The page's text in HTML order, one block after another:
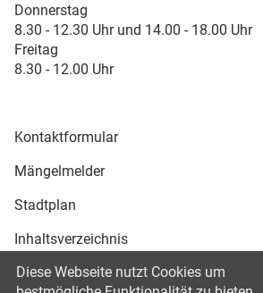
Donnerstag
8.30 - 12.30 Uhr und 14.00 - 18.00 Uhr
Freitag
8.30 - 12.00 Uhr
Kontaktformular
Mängelmelder
Stadtplan
Inhaltsverzeichnis
Druckansicht
Diese Webseite nutzt Cookies um